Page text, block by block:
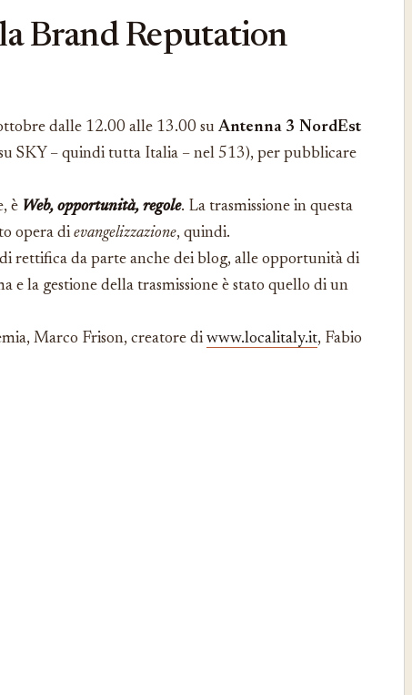
Brand Reputation
dalle 12.00 alle 13.00 su Antenna 3 NordEst
SKY – quindi tutta Italia – nel 513), per pubblicare
è Web, opportunità, regole. La trasmissione in questa
opera di evangelizzazione, quindi.
rettifica da parte anche dei blog, alle opportunità di
e la gestione della trasmissione è stato quello di un
Marco Frison, creatore di www.localitaly.it, Fabio